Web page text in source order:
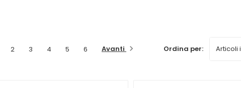
2 3 4 5 6 Avanti Ordina per: